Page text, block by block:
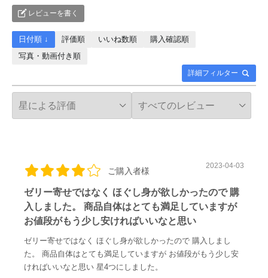
レビューを書く
詳細フィルター
日付順 ↓ 評価順 いいね数順
購入確認順
写真・動画付き順
ご購入者様
2023-04-03
ゼリー寄せではなく ほぐし身が欲しかったので 購
入しました。 商品自体はとても満足していますが
お値段がもう少し安ければいいなと思い
ゼリー寄せではなく ほぐし身が欲しかったので 購入しまし
た。 商品自体はとても満足していますが お値段がもう少し安
ければいいなと思い 星4つにしました。